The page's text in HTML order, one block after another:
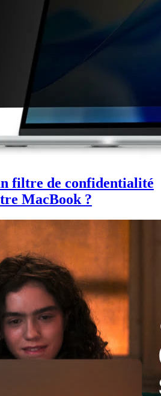
filtre de confidentialité
MacBook ?